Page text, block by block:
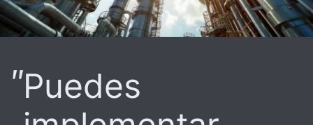
Puedes